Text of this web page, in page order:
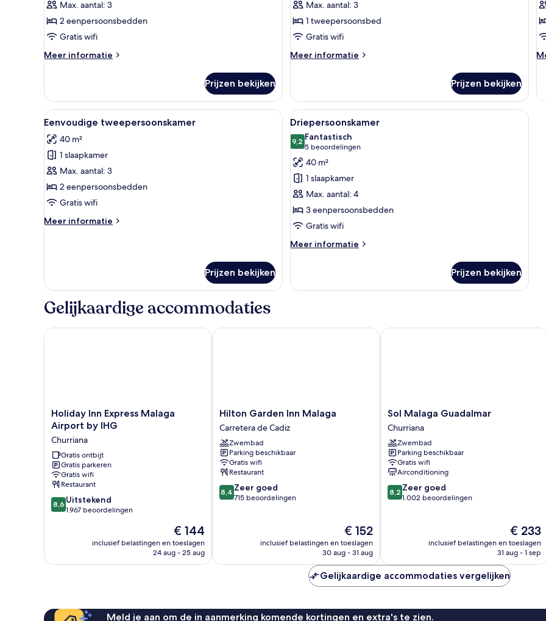
eenpersoonsbedden
laden
Max. aantal: 3
2 eenpersoonsbedden
Gratis wifi
Meer informatie
Meer
kamer,
eenpersoonsbedden
Prijzen bekijken
Max. aantal: 3
1 tweepersoonsbed
Gratis wifi
Meer informatie
Meer
Prijzen bekijken
Alle
foto's
voor
Eenvoudige
tweepersoonskamer
laden
Een hotelkamer met twee bedden, een televisie, een klein tafeltje met een stoel en een spiegel.
8
Eenvoudige tweepersoonskamer
40 m²
1 slaapkamer
Max. aantal: 3
2 eenpersoonsbedden
Gratis wifi
Meer informatie
Meer
Prijzen bekijken
Alle
foto's
voor
Driepersoonskamer
laden
Een hotelkamer met twee bedden,
9
Driepersoonskamer
9,29,2 van 10
Fantastisch
5 beoordelingen
(5
beoordelingen)
40 m²
1 slaapkamer
Max. aantal: 4
3 eenpersoonsbedden
Gratis wifi
Meer informatie
Meer
Prijzen bekijken
Gelijkaardige accommodaties
Holiday
Inn
Express
Malaga
Airport
by
IHG
Churriana
Holiday Inn Express Malaga
Airport by IHG
Churriana
Gratis ontbijt
Gratis parkeren
Gratis wifi
Restaurant
8.6
van
8,6 Uitstekend
1.967 beoordelingen
De
prijs
is
€ 144
inclusief belastingen en toeslagen
24 aug - 25 aug
Holiday Inn Express Malaga Airport by IHG
Hilton
Garden
Inn
Malaga
Carretera
de
Cadiz
Hilton Garden Inn Malaga
Carretera de Cadiz
Zwembad
Parking beschikbaar
Gratis wifi
Restaurant
8.4
van
8,4 Zeer goed
715 beoordelingen
De
prijs
is
€ 152
inclusief belastingen en toeslagen
30 aug - 31 aug
Hilton Garden Inn Malaga
Sol
Malaga
Guadalmar
Churriana
Sol Malaga Guadalmar
Churriana
Zwembad
Parking beschikbaar
Gratis wifi
Airconditioning
8.2
van
8,2 Zeer goed
1.002 beoordelingen
De
prijs
is
€ 233
inclusief belastingen en toeslagen
31 aug - 1 sep
Sol Malaga Guadalmar
Gelijkaardige accommodaties vergelijken
Meld je aan om de in aanmerking komende kortingen en extra's te zien.